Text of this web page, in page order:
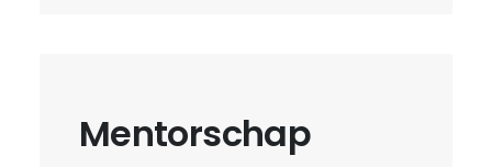
Mentorschap